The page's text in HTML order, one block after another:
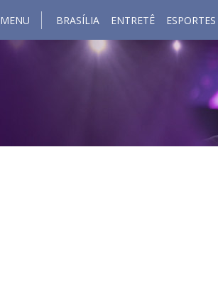
MENU BRASÍLIA ENTRETÊ ESPORTES